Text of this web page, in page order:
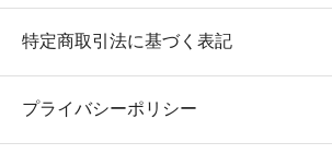
特定商取引法に基づく表記
プライバシーポリシー